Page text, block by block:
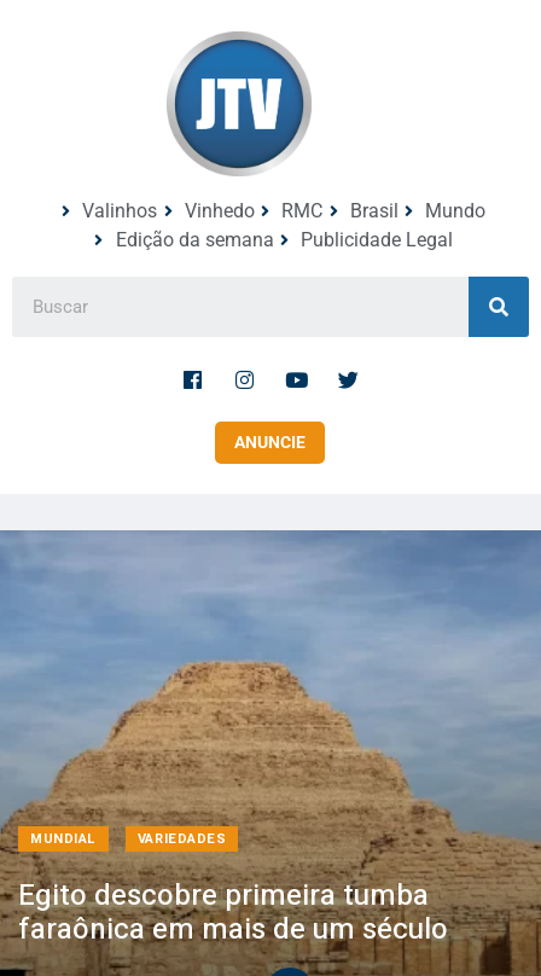
Valinhos Vinhedo RMC Brasil
Mundo
Edição da semana
Publicidade Legal
ANUNCIE
MUNDIAL VARIEDADES
Egito descobre primeira tumba
faraônica em mais de um século